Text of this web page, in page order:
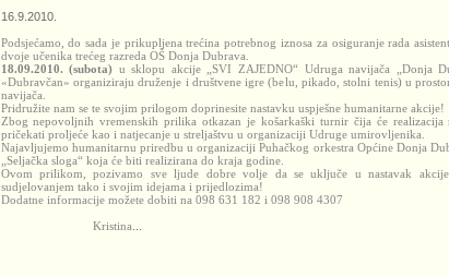
16.9.2010.
Podsjećamo, do sada je prikupljena trećina potrebnog iznosa za osiguranje rada
dvoje učenika trećeg razreda OŠ Donja Dubrava.
18.09.2010. (subota) u sklopu akcije „SVI ZAJEDNO“ Udruga navijača „Donja
«Dubravčan» organiziraju druženje i društvene igre (belu, pikado, stolni tenis) u
navijača.
Pridružite nam se te svojim prilogom doprinesite nastavku uspješne humanitarne akcije!
Zbog nepovoljnih vremenskih prilika otkazan je košarkaški turnir čija će realizacija
pričekati proljeće kao i natjecanje u streljaštvu u organizaciji Udruge umirovljenika.
Najavljujemo humanitarnu priredbu u organizaciji Puhačkog orkestra Općine Donja
„Seljačka sloga“ koja će biti realizirana do kraja godine.
Ovom prilikom, pozivamo sve ljude dobre volje da se uključe u nastavak
sudjelovanjem tako i svojim idejama i prijedlozima!
Dodatne informacije možete dobiti na 098 631 182 i 098 908 4307
Kristina